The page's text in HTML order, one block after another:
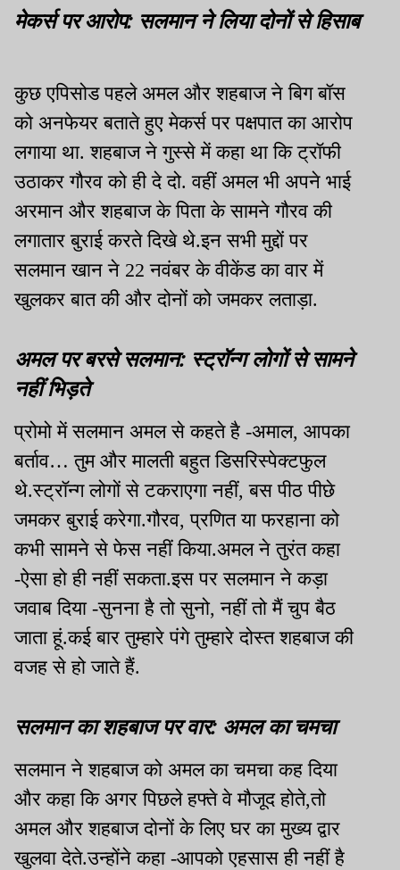
मेकर्स पर आरोप: सलमान ने लिया दोनों से हिसाब
कुछ एपिसोड पहले अमल और शहबाज ने बिग बॉस
को अनफेयर बताते हुए मेकर्स पर पक्षपात का आरोप
लगाया था. शहबाज ने गुस्से में कहा था कि ट्रॉफी
उठाकर गौरव को ही दे दो. वहीं अमल भी अपने भाई
अरमान और शहबाज के पिता के सामने गौरव की
लगातार बुराई करते दिखे थे.इन सभी मुद्दों पर
सलमान खान ने 22 नवंबर के वीकेंड का वार में
खुलकर बात की और दोनों को जमकर लताड़ा.
अमल पर बरसे सलमान: स्ट्रॉन्ग लोगों से सामने
नहीं भिड़ते
प्रोमो में सलमान अमल से कहते है -अमाल, आपका
बर्ताव… तुम और मालती बहुत डिसरिस्पेक्टफुल
थे.स्ट्रॉन्ग लोगों से टकराएगा नहीं, बस पीठ पीछे
जमकर बुराई करेगा.गौरव, प्रणित या फरहाना को
कभी सामने से फेस नहीं किया.अमल ने तुरंत कहा
-ऐसा हो ही नहीं सकता.इस पर सलमान ने कड़ा
जवाब दिया -सुनना है तो सुनो, नहीं तो मैं चुप बैठ
जाता हूं.कई बार तुम्हारे पंगे तुम्हारे दोस्त शहबाज की
वजह से हो जाते हैं.
सलमान का शहबाज पर वार: अमल का चमचा
सलमान ने शहबाज को अमल का चमचा कह दिया
और कहा कि अगर पिछले हफ्ते वे मौजूद होते,तो
अमल और शहबाज दोनों के लिए घर का मुख्य द्वार
खुलवा देते.उन्होंने कहा -आपको एहसास ही नहीं है